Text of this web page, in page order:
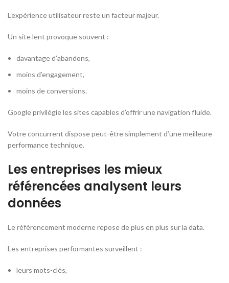
L’expérience utilisateur reste un facteur majeur.
Un site lent provoque souvent :
davantage d’abandons,
moins d’engagement,
moins de conversions.
Google privilégie les sites capables d’offrir une navigation fluide.
Votre concurrent dispose peut-être simplement d’une meilleure
performance technique.
Les entreprises les mieux
référencées analysent leurs
données
Le référencement moderne repose de plus en plus sur la data.
Les entreprises performantes surveillent :
leurs mots-clés,